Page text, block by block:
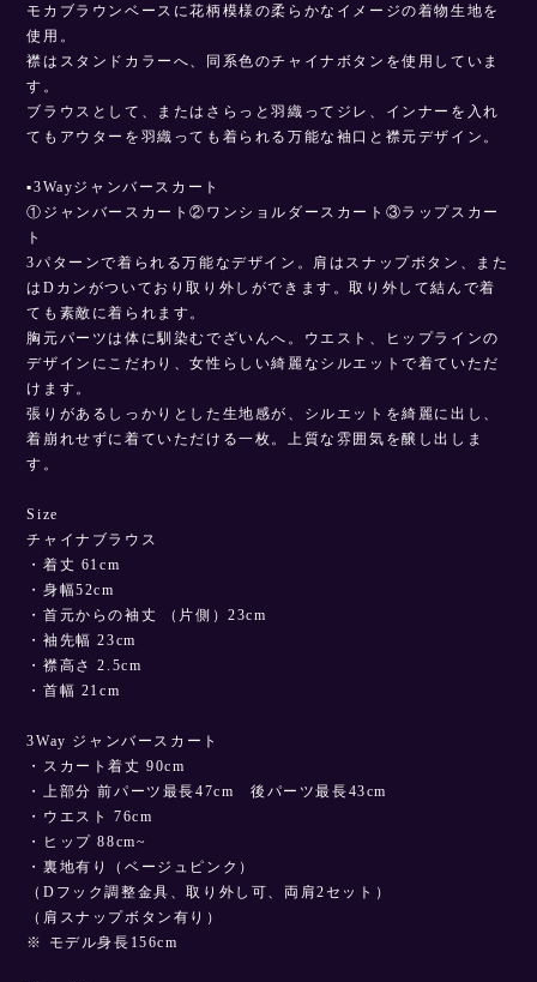
モカブラウンベースに花柄模様の柔らかなイメージの着物生地を
使用。
襟はスタンドカラーへ、同系色のチャイナボタンを使用していま
す。
ブラウスとして、またはさらっと羽織ってジレ、インナーを入れ
てもアウターを羽織っても着られる万能な袖口と襟元デザイン。
▪︎3Wayジャンバースカート
①ジャンバースカート②ワンショルダースカート③ラップスカー
ト
3パターンで着られる万能なデザイン。肩はスナップボタン、また
はDカンがついており取り外しができます。取り外して結んで着
ても素敵に着られます。
胸元パーツは体に馴染むでざいんへ。ウエスト、ヒップラインの
デザインにこだわり、女性らしい綺麗なシルエットで着ていただ
けます。
張りがあるしっかりとした生地感が、シルエットを綺麗に出し、
着崩れせずに着ていただける一枚。上質な雰囲気を醸し出しま
す。
Size
チャイナブラウス
・着丈 61cm
・身幅52cm
・首元からの袖丈 （片側）23cm
・袖先幅 23cm
・襟高さ 2.5cm
・首幅 21cm
3Way ジャンバースカート
・スカート着丈 90cm
・上部分 前パーツ最長47cm 後パーツ最長43cm
・ウエスト 76cm
・ヒップ 88cm~
・裏地有り（ベージュピンク）
（Dフック調整金具、取り外し可、両肩2セット）
（肩スナップボタン有り）
※ モデル身長156cm